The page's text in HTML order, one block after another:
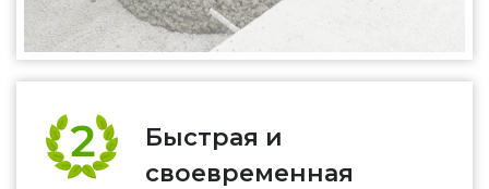
Быстрая и
своевременная